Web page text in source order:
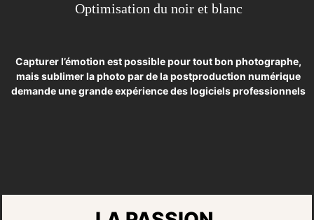
Optimisation du noir et blanc
Capturer l’émotion est possible pour tout bon photographe,
mais sublimer la photo par de la postproduction numérique
demande une grande expérience des logiciels professionnels